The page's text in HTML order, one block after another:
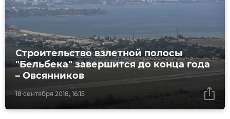
18 сентября 2018, 16:15
Строительство взлетной полосы
"Бельбека" завершится до конца года
– Овсянников